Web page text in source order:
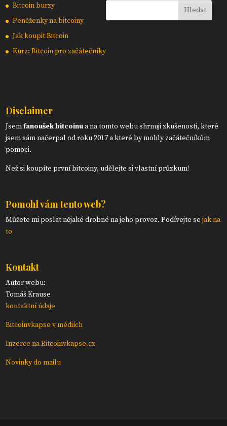
Bitcoin burzy
Peněženky na bitcoiny
Jak koupit Bitcoin
Kurz: Bitcoin pro začátečníky
Disclaimer
Jsemfanoušek bitcoinua na tomto webu shrnuji zkušenosti, které
jsem sám načerpal od roku 2017 a které by mohly začátečníkům
pomoci.
Než si koupíte první bitcoiny, udělejte si vlastní průzkum!
Pomohl vám tento web?
Můžete mi poslat nějaké drobné na jeho provoz. Podívejte sejak na
to
Kontakt
Autor webu:
Tomáš Krause
kontaktní údaje
Bitcoinvkapse v médiích
Inzerce na Bitcoinvkapse.cz
Novinky do mailu